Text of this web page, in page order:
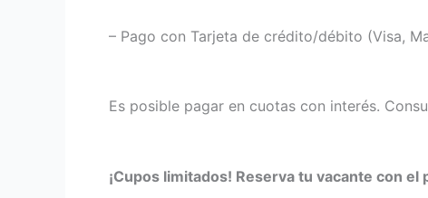
– Pago con Tarjeta de crédito/débito (Visa,
Es posible pagar en cuotas con interés.
¡Cupos limitados! Reserva tu vacante con el